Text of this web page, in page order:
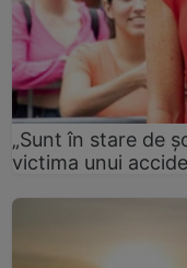
„Sunt în stare de
victima unui